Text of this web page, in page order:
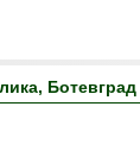
Ботевград